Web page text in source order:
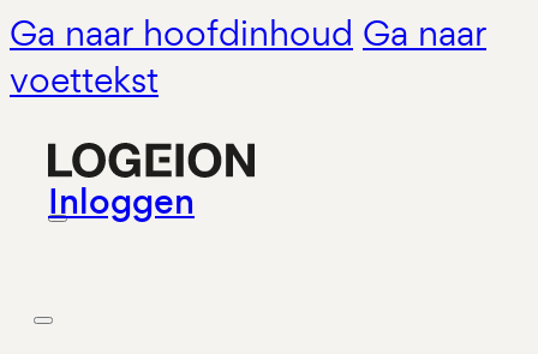
Ga naar hoofdinhoud Ga naar
voettekst
Inloggen